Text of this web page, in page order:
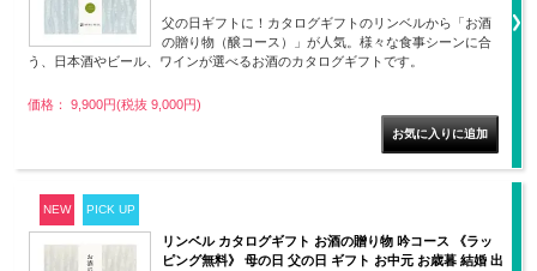
父の日ギフトに！カタログギフトのリンベルから「お酒
の贈り物（醸コース）」が人気。様々な食事シーンに合
う、日本酒やビール、ワインが選べるお酒のカタログギフトです。
価格： 9,900円(税抜 9,000円)
NEW PICK UP
リンベル カタログギフト お酒の贈り物 吟コース 《ラッ
ピング無料》 母の日 父の日 ギフト お中元 お歳暮 結婚 出